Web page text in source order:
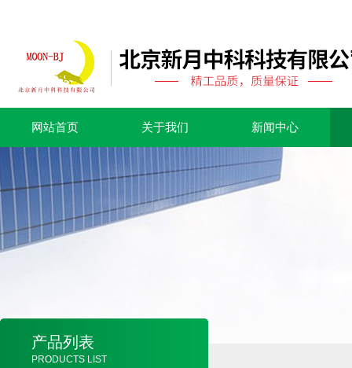
网站首页 关于我们 新闻中心
产品列表
PRODUCTS LIST